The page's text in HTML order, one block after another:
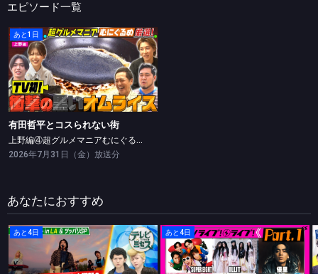
エピソード一覧
あと1日
有田哲平とコスられない街
上野編④超グルメマニアむにぐるめが名店を案内▼白い＆黒くて衝撃！激うまオムライス＆宝石のように輝く絶品チーズケーキ
有田哲平とコスられない街
上野編④超グルメマニアむにぐるめが名店を案内▼白い＆黒くて衝撃！激うまオムライス＆宝石のように輝く絶品チーズケーキ
2026年7月31日（金）放送分
あなたにおすすめ
あと4日
テレビ×ミセス
あと4日
CDTV ライブ! ライブ!